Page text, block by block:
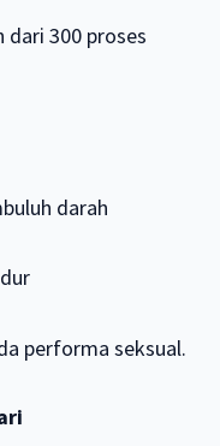
300 proses
darah
performa seksual.